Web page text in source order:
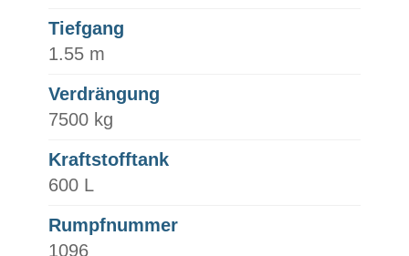
Tiefgang
1.55 m
Verdrängung
7500 kg
Kraftstofftank
600 L
Rumpfnummer
1096